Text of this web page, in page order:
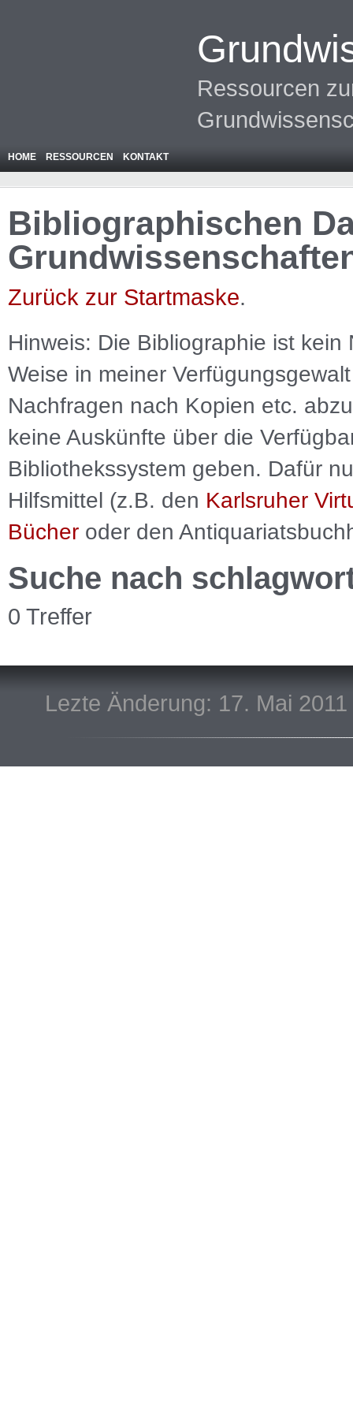
Ressourcen
HOME RESSOURCEN KONTAKT
Bibliographischen
Zurück zur Startmaske.
Hinweis: Die Bibliographie ist kein
Weise in meiner
Nachfragen nach Kopien etc.
keine Auskünfte über die
Bibliothekssystem geben. Dafür
Hilfsmittel (z.B. den Karlsruher
Bücher oder den
Suche nach
0 Treffer
Lezte Änderung: 17. Mai